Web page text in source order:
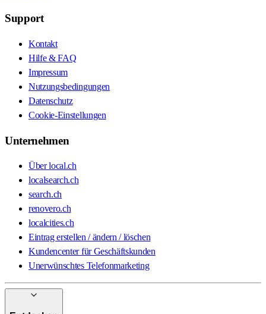
Support
Kontakt
Hilfe & FAQ
Impressum
Nutzungsbedingungen
Datenschutz
Cookie-Einstellungen
Unternehmen
Über local.ch
localsearch.ch
search.ch
renovero.ch
localcities.ch
Eintrag erstellen / ändern / löschen
Kundencenter für Geschäftskunden
Unerwünschtes Telefonmarketing